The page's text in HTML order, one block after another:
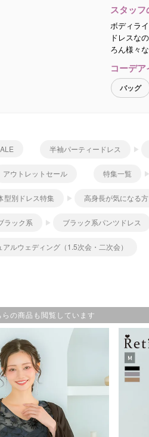
スタッフ
ボディラ
ドレスな
ろん様々
コーデ
バッグ
半袖パーティードレス
アウトレットセール 特集一覧
型別ドレス特集 高身長が気になる方
ラック系 ブラック系パンツドレス
ルウェディング（1.5次会・二次会）
の商品も閲覧しています